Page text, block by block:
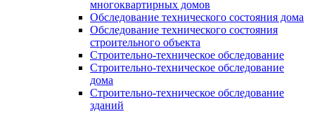
многоквартирных домов
Обследование технического состояния дома
Обследование технического состояния
строительного объекта
Строительно-техническое обследование
Строительно-техническое обследование
дома
Строительно-техническое обследование
зданий